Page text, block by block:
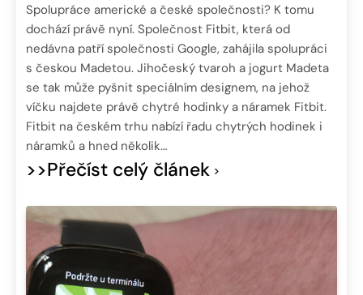
Spolupráce americké a české společnosti? K tomu
dochází právě nyní. Společnost Fitbit, která od
nedávna patří společnosti Google, zahájila spolupráci
s českou Madetou. Jihočeský tvaroh a jogurt Madeta
se tak může pyšnit speciálním designem, na jehož
víčku najdete právě chytré hodinky a náramek Fitbit.
Fitbit na českém trhu nabízí řadu chytrých hodinek i
náramků a hned několik…
>>Přečíst celý článek